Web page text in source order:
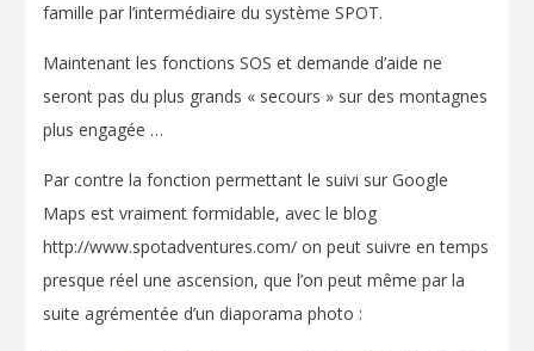
famille par l’intermédiaire du système SPOT.
Maintenant les fonctions SOS et demande d’aide ne
seront pas du plus grands « secours » sur des montagnes
plus engagée …
Par contre la fonction permettant le suivi sur Google
Maps est vraiment formidable, avec le blog
http://www.spotadventures.com/ on peut suivre en temps
presque réel une ascension, que l’on peut même par la
suite agrémentée d’un diaporama photo :